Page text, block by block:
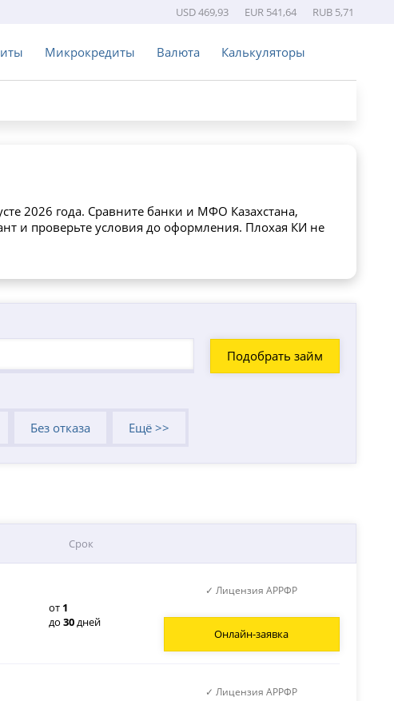
USD 469,93 EUR 541,64 RUB 5,71
Микрокредиты Валюта Калькуляторы
2026 года. Сравните банки и МФО Казахстана,
и проверьте условия до оформления. Плохая КИ не
Без отказа Ещё >>
Срок
от 1
до 30дней
Онлайн-заявка
✓ Лицензия АРРФР
✓ Лицензия АРРФР